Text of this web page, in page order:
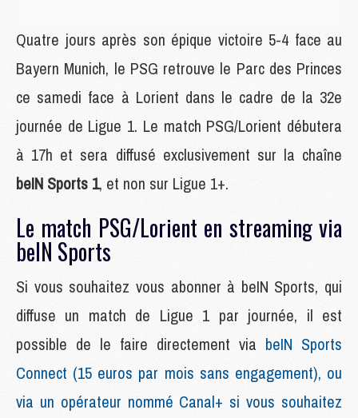
Quatre jours après son épique victoire 5-4 face au
Bayern Munich, le PSG retrouve le Parc des Princes
ce samedi face à Lorient dans le cadre de la 32e
journée de Ligue 1. Le match PSG/Lorient débutera
à 17h et sera diffusé exclusivement sur la chaîne
beIN Sports 1, et non sur Ligue 1+.
Le match PSG/Lorient en streaming via
beIN Sports
Si vous souhaitez vous abonner à beIN Sports, qui
diffuse un match de Ligue 1 par journée, il est
possible de le faire directement via beIN Sports
Connect (15 euros par mois sans engagement), ou
via un opérateur nommé Canal+ si vous souhaitez